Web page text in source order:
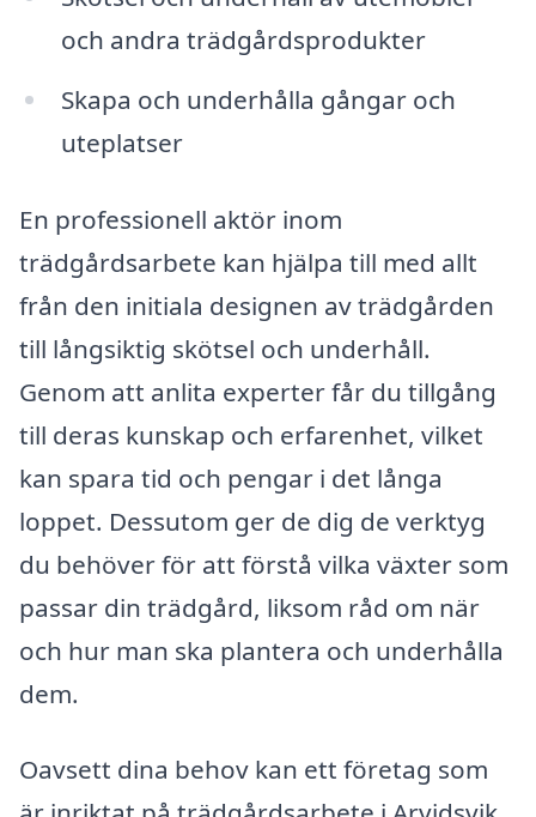
och andra trädgårdsprodukter
Skapa och underhålla gångar och
uteplatser
En professionell aktör inom
trädgårdsarbete kan hjälpa till med allt
från den initiala designen av trädgården
till långsiktig skötsel och underhåll.
Genom att anlita experter får du tillgång
till deras kunskap och erfarenhet, vilket
kan spara tid och pengar i det långa
loppet. Dessutom ger de dig de verktyg
du behöver för att förstå vilka växter som
passar din trädgård, liksom råd om när
och hur man ska plantera och underhålla
dem.
Oavsett dina behov kan ett företag som